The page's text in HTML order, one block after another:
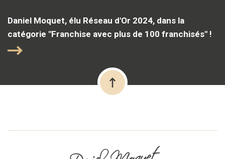
Daniel Moquet, élu Réseau d'Or 2024, dans la
catégorie "Franchise avec plus de 100 franchisés" !